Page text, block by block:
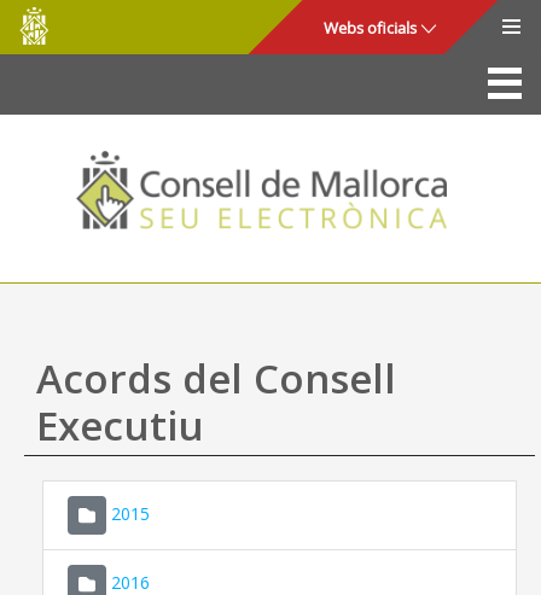
Salta al contingut principal
Consell
de
Mallorca
Webs oficials
La Seu
Consell de Mallorca
Accés i seguretat
Utilitats
Ajuda
Acords del Consell
Executiu
2015
2016